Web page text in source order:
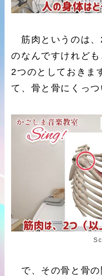
筋肉というのは、
のなんですけれど
2つのとしておきま
て、骨と骨にくっつ
で、その骨と骨の